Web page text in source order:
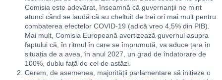
Comisia este adevărat, înseamnă că guvernanții ne mint
atunci când se laudă că au cheltuit de trei ori mai mult pentru
combaterea efectelor COVID-19 (adică vreo 4,5% din PIB).
Mai mult, Comisia Europeană avertizează guvernul asupra
faptului că, în ritmul în care se împrumută, va aduce țara în
situația de a avea, în anul 2027, un grad de îndatorare de
100%, dublu față de cel de astăzi.
Cerem, de asemenea, majorității parlamentare să inițieze o